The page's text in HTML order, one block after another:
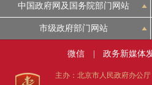
中国政府网及国务院部门网站
市级政府部门网站
微信 政务新媒体
主办：北京市人民政府办公厅